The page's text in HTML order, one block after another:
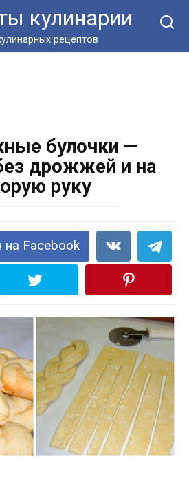
кулинарии
рецептов
булочки —
дрожжей и на
руку
на Facebook